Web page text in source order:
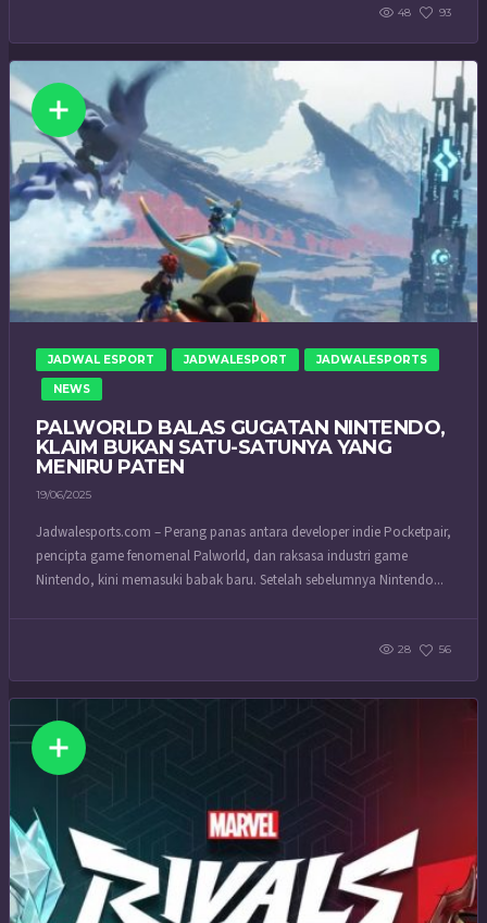
48 93
JADWAL ESPORT JADWALESPORT JADWALESPORTS
NEWS
PALWORLD BALAS GUGATAN NINTENDO,
KLAIM BUKAN SATU-SATUNYA YANG
MENIRU PATEN
19/06/2025
Jadwalesports.com – Perang panas antara developer indie Pocketpair,
pencipta game fenomenal Palworld, dan raksasa industri game
Nintendo, kini memasuki babak baru. Setelah sebelumnya Nintendo...
28 56